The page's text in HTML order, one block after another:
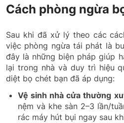
Cách phòng ngừa
Sau khi đã xử lý theo các
việc phòng ngừa tái phát là
đây là những biện pháp giúp
lại trong nhà và duy trì hiệu
diệt bọ chét bạn đã áp dụng:
Vệ sinh nhà cửa thường
nệm và khe sàn 2–3 lần/
rác máy hút bụi ngay sau